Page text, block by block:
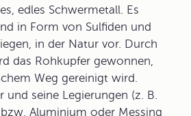
edles Schwermetall. Es
in Form von Sulfiden und
in der Natur vor. Durch
das Rohkupfer gewonnen,
Weg gereinigt wird.
und seine Legierungen (z. B.
Aluminium oder Messing